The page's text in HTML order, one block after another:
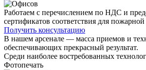
Работаем с перечислением по НДС и
сертификатов соответствия для
Получить консультацию
В нашем арсенале — масса приемов и
обеспечивающих прекрасный результат.
Среди наиболее востребованных
Фотопечать